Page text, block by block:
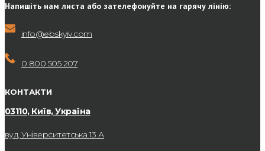
Напишіть нам листа або зателефонуйте на гарячу лінію:
info@ebskyiv.com
0 800 505 207
КОНТАКТИ
03110, Київ, Україна
вул, Університетська 13 А